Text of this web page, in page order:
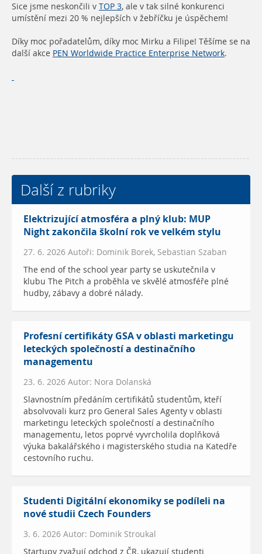
Sice jsme neskončili v TOP 3, ale v tak silné konkurenci
umístění mezi 20 % nejlepších v žebříčku je úspěchem!
Díky moc pořadatelům, díky moc Mirku a Filipe! Těšíme se na
další akce PEN Worldwide Practice Enterprise Network.
Další z rubriky
Elektrizující atmosféra a plný klub: MUP
Night zakončila školní rok ve velkém stylu
27. 6. 2026 Autoři: Dominik Borek, Sebastian Szaban
The end of the school year party se uskutečnila v
klubu The Pitch a proběhla ve skvělé atmosféře plné
hudby, zábavy a dobré nálady.
Profesní certifikáty GSA v oblasti marketingu
leteckých společností a destinačního
managementu
23. 6. 2026 Autor: Nora Dolanská
Slavnostním předáním certifikátů studentům, kteří
absolvovali kurz pro General Sales Agenty v oblasti
marketingu leteckých společností a destinačního
managementu, letos poprvé vyvrcholila doplňková
výuka bakalářského i magisterského studia na Katedře
cestovního ruchu.
Studenti Digitální ekonomiky se podíleli na
nové studii Czech Founders
3. 6. 2026 Autor: Dominik Stroukal